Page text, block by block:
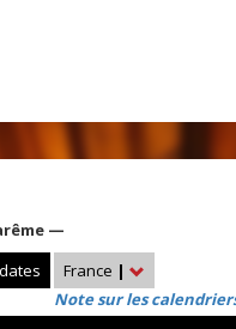
—
France |
Note sur les